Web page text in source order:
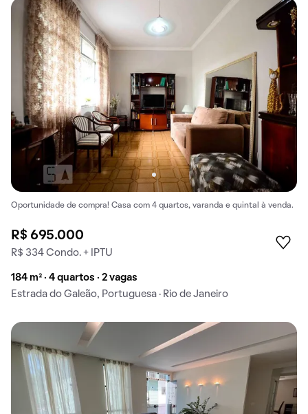
Oportunidade de compra! Casa com 4 quartos, varanda e quintal à venda.
R$ 695.000
R$ 334 Condo. + IPTU
184 m² · 4 quartos · 2 vagas
Estrada do Galeão, Portuguesa · Rio de Janeiro